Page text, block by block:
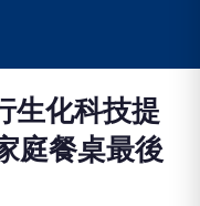
生化科技提
庭餐桌最後